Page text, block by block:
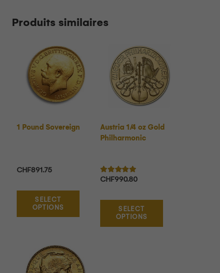
Produits similaires
1 Pound Sovereign
CHF891.75
SELECT
OPTIONS
Austria 1/4 oz Gold
Philharmonic
Note5.00sur 5
CHF990.80
SELECT
OPTIONS